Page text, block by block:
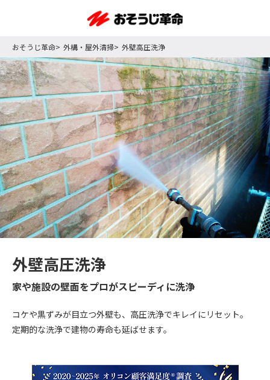
おそうじ革命 外構・屋外清掃 外壁高圧洗浄
外壁高圧洗浄
家や施設の壁面をプロがスピーディに洗浄
コケや黒ずみが目立つ外壁も、高圧洗浄でキレイにリセット。
定期的な洗浄で建物の寿命も延ばせます。